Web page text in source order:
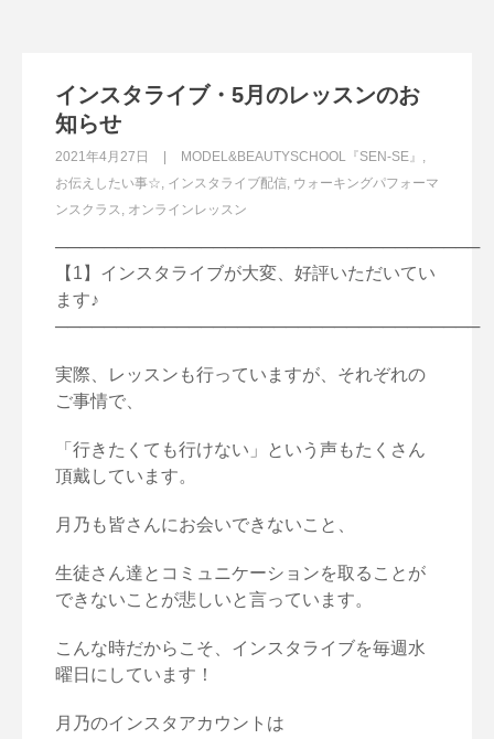
インスタライブ・5月のレッスンのお
知らせ
2021年4月27日 MODEL&BEAUTYSCHOOL『SEN-SE』 ,
お伝えしたい事☆, インスタライブ配信, ウォーキングパフォーマ
ンスクラス, オンラインレッスン
───────────────────────────────────
【1】インスタライブが大変、好評いただいてい
ます♪
───────────────────────────────────
実際、レッスンも行っていますが、それぞれの
ご事情で、
「行きたくても行けない」という声もたくさん
頂戴しています。
月乃も皆さんにお会いできないこと、
生徒さん達とコミュニケーションを取ることが
できないことが悲しいと言っています。
こんな時だからこそ、インスタライブを毎週水
曜日にしています！
月乃のインスタアカウントは